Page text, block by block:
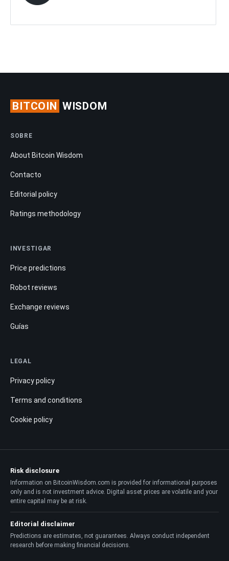
BITCOIN WISDOM
SOBRE
About Bitcoin Wisdom
Contacto
Editorial policy
Ratings methodology
INVESTIGAR
Price predictions
Robot reviews
Exchange reviews
Guías
LEGAL
Privacy policy
Terms and conditions
Cookie policy
Risk disclosure
Information on BitcoinWisdom.com is provided for informational purposes
only and is not investment advice. Digital asset prices are volatile and your
entire capital may be at risk.
Editorial disclaimer
Predictions are estimates, not guarantees. Always conduct independent
research before making financial decisions.